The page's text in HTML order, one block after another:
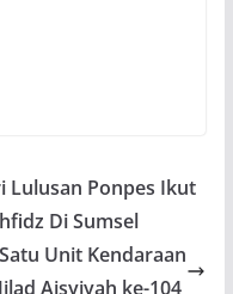
Ponpes Ikut
Di Sumsel
Unit Kendaraan
Aisyiyah ke-104